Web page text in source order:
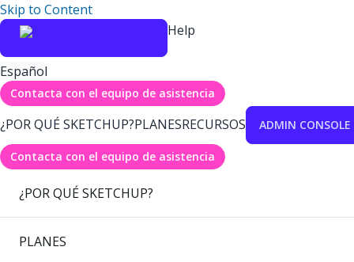
Skip to Content
Help
Español
Contacta con el equipo de asistencia
¿POR QUÉ SKETCHUP?PLANESRECURSOS ADMIN CONSOLE
Contacta con el equipo de asistencia
¿POR QUÉ SKETCHUP?
PLANES